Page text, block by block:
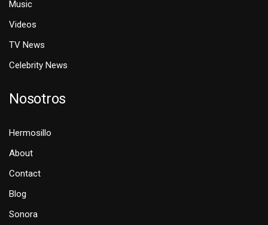
Music
Videos
TV News
Celebrity News
Nosotros
Hermosillo
About
Contact
Blog
Sonora